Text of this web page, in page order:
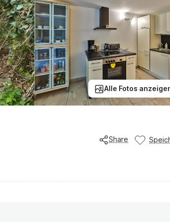
Alle Fotos
Share